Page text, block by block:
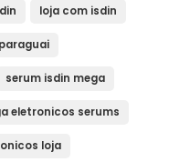
loja com isdin
serum isdin mega
eletronicos serums
loja